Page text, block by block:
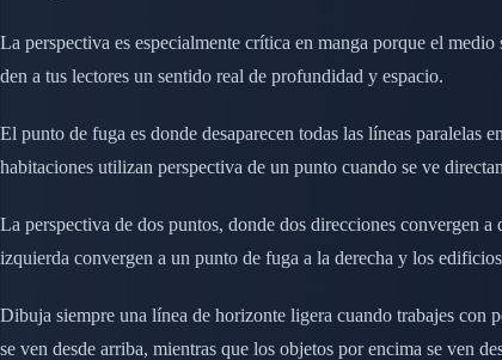
La perspectiva es especialmente crítica en manga porque el
den a tus lectores un sentido real de profundidad y espacio.
El punto de fuga es donde desaparecen todas las líneas
habitaciones utilizan perspectiva de un punto cuando se ve
La perspectiva de dos puntos, donde dos direcciones convergen
izquierda convergen a un punto de fuga a la derecha y los
Dibuja siempre una línea de horizonte ligera cuando trabajes con
se ven desde arriba, mientras que los objetos por encima se ven